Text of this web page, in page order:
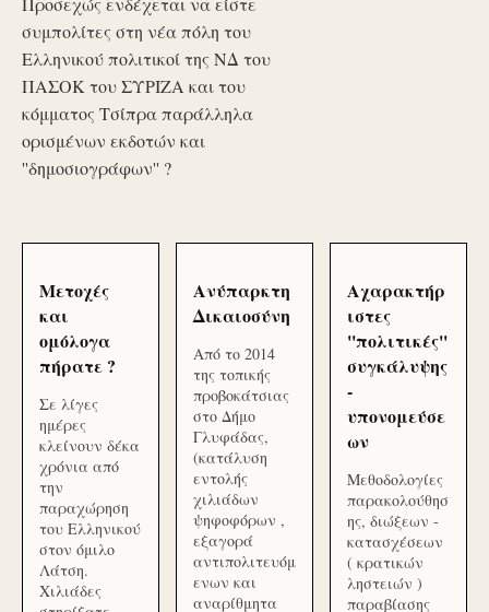
συμπολίτες στη νέα πόλη του
Ελληνικού πολιτικοί της ΝΔ του
ΠΑΣΟΚ του ΣΥΡΙΖΑ και του
κόμματος Τσίπρα παράλληλα
ορισμένων εκδοτών και
''δημοσιογράφων'' ?
Μετοχές
και
ομόλογα
πήρατε ?
Σε λίγες
ημέρες
κλείνουν δέκα
χρόνια από
την
παραχώρηση
του Ελληνικού
στον όμιλο
Λάτση.
Χιλιάδες
Ανύπαρκτη
Δικαιοσύνη
Από το 2014
της τοπικής
προβοκάτσιας
στο Δήμο
Γλυφάδας,
(κατάλυση
εντολής
χιλιάδων
ψηφοφόρων ,
εξαγορά
αντιπολιτευόμ
ενων και
αναρίθμητα
Αχαρακτήρ
ιστες
''πολιτικές''
συγκάλυψης
-
υπονομεύσε
ων
Μεθοδολογίες
παρακολούθησ
ης, διώξεων -
κατασχέσεων
( κρατικών
ληστειών )
παραβίασης